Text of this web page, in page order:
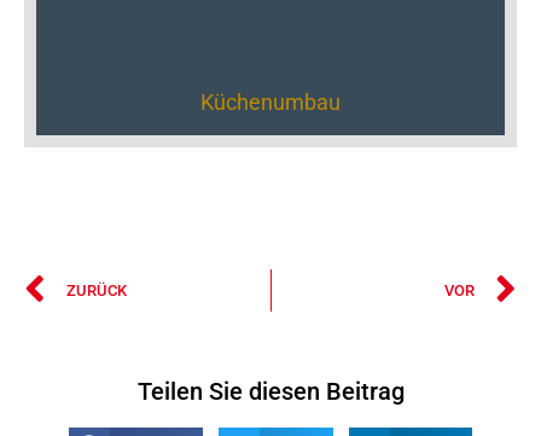
Küchenumbau
ZURÜCK VOR
Teilen Sie diesen Beitrag